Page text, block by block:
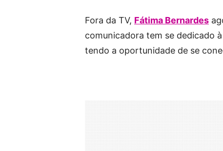
Fora da TV, Fátima Bernardes
comunicadora tem se dedicado
tendo a oportunidade de se